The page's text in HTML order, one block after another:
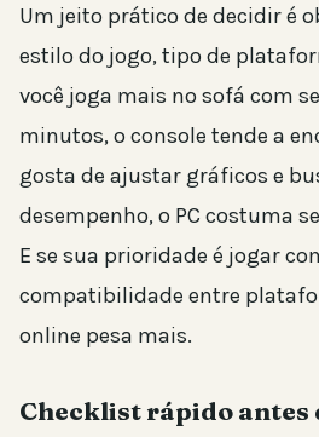
Um jeito prático de decidir é
estilo do jogo, tipo de
você joga mais no sofá com
minutos, o console tende a
gosta de ajustar gráficos e
desempenho, o PC costuma
E se sua prioridade é jogar
compatibilidade entre
online pesa mais.
Checklist rápido antes